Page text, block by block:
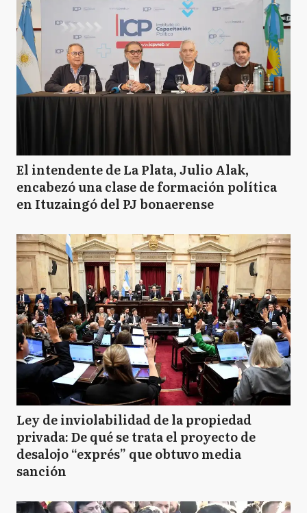
L Lanús
LD Lomas de Zamora
MA Malvinas Argentinas
M Moreno
M Morón
Q Quilmes
SF
El intendente de La Plata, Julio Alak,
encabezó una clase de formación política
en Ituzaingó del PJ bonaerense
Ley de inviolabilidad de la propiedad
privada: De qué se trata el proyecto de
desalojo “exprés” que obtuvo media
sanción